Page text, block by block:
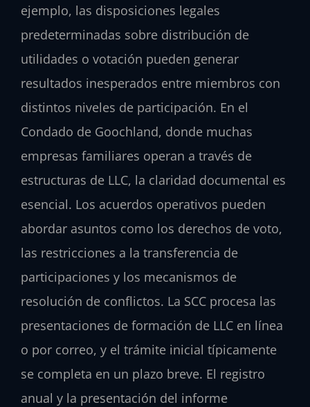
ejemplo, las disposiciones legales
predeterminadas sobre distribución de
utilidades o votación pueden generar
resultados inesperados entre miembros con
distintos niveles de participación. En el
Condado de Goochland, donde muchas
empresas familiares operan a través de
estructuras de LLC, la claridad documental es
esencial. Los acuerdos operativos pueden
abordar asuntos como los derechos de voto,
las restricciones a la transferencia de
participaciones y los mecanismos de
resolución de conflictos. La SCC procesa las
presentaciones de formación de LLC en línea
o por correo, y el trámite inicial típicamente
se completa en un plazo breve. El registro
anual y la presentación del informe